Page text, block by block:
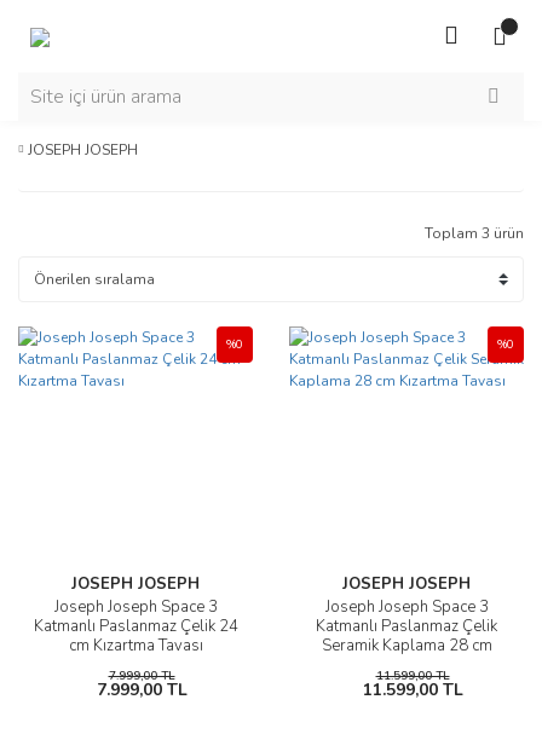
JOSEPH JOSEPH
Toplam 3 ürün
JOSEPH JOSEPH
Joseph Joseph Space 3
Katmanlı Paslanmaz Çelik 24
cm Kızartma Tavası
%0
7.999,00 TL
7.999,00 TL
JOSEPH JOSEPH
Joseph Joseph Space 3
Katmanlı Paslanmaz Çelik
Seramik Kaplama 28 cm
%0
11.599,00 TL
11.599,00 TL